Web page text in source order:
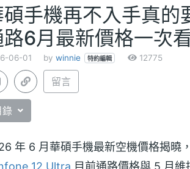
碩手機再不入手真
路6月最新價格一次
06-01 by winnie 特約編輯 12775
留言
錄
年 6 月華碩手機最新空機價格揭曉
12 Ultra 目前通路價格與 5 月